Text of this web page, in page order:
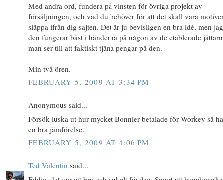
Med andra ord, fundera på vinsten för övriga projekt av
försäljningen, och vad du behöver för att det skall vara
släppa ifrån dig sajten. Det är ju bevisligen en bra idé, men
den fungerar bäst i händerna på någon av de etablerade
man ser till att faktiskt tjäna pengar på den.
Min två ören.
FEBRUARY 5, 2009 AT 3:34 PM
Anonymous said...
Försök luska ut hur mycket Bonnier betalade för Workey så
en bra jämförelse.
FEBRUARY 5, 2009 AT 4:06 PM
Ted Valentin said...